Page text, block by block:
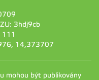
3hdj9cb
14,373707
mohou být publikovány